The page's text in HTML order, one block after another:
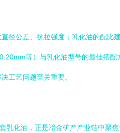
径公差、抗拉强度；乳化油的配比
等）与乳化油型号的最佳搭配
工艺问题至关重要。
化油，正是冶金矿产产业链中聚